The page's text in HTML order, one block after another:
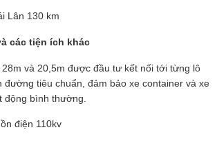
Lân 130 km
các tiện ích khác
và 20,5m được đầu tư kết nối tới từng lô
đường tiêu chuẩn, đảm bảo xe container và xe
động bình thường.
điện 110kv